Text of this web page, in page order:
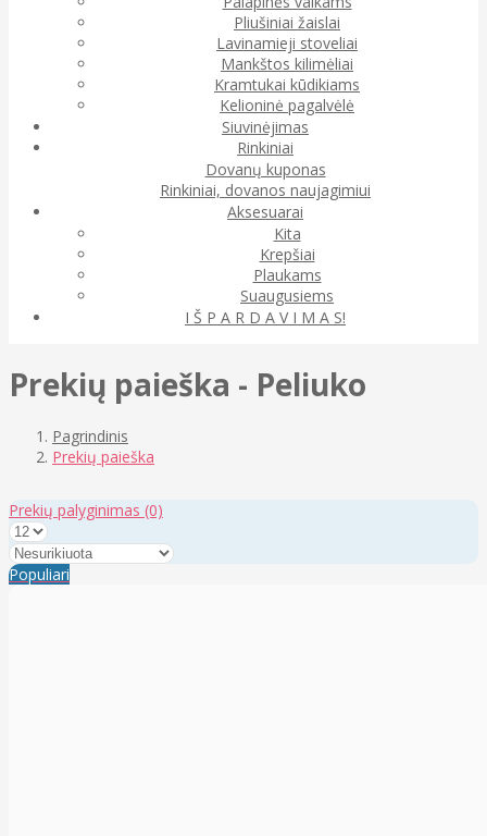
Pliušiniai žaislai
Lavinamieji stoveliai
Mankštos kilimėliai
Kramtukai kūdikiams
Kelioninė pagalvėlė
Siuvinėjimas
Rinkiniai
Dovanų kuponas
Rinkiniai, dovanos naujagimiui
Aksesuarai
Kita
Krepšiai
Plaukams
Suaugusiems
I Š P A R D A V I M A S!
Prekių paieška - Peliuko
Pagrindinis
Prekių paieška
Prekių palyginimas (0)
Populiari